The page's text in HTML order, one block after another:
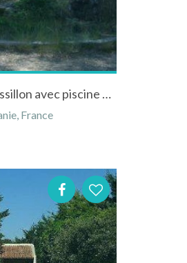
Maison à Villetelle dans l'Hérault - Languedoc-Roussillon avec piscine et sauna
France